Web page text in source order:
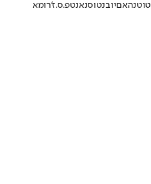
טוטנהאםיובנטוסנאנטפ.ס.ז'רומא